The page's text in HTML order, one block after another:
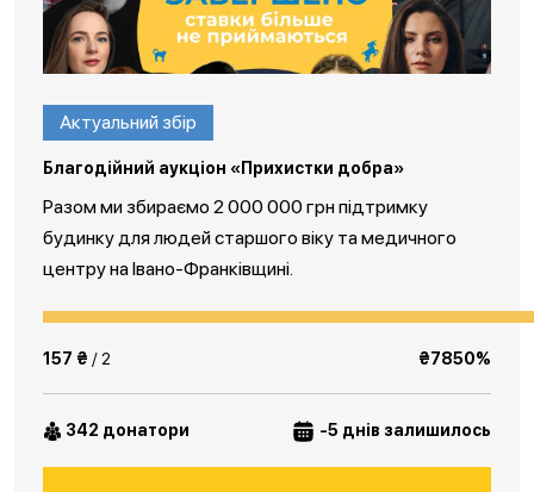
Актуальний збір
Благодійний аукціон «Прихистки добра»
Разом ми збираємо 2 000 000 грн підтримку
будинку для людей старшого віку та медичного
центру на Івано-Франківщині.
157 ₴ / 2 ₴7850%
342 донатори -5 днів залишилось